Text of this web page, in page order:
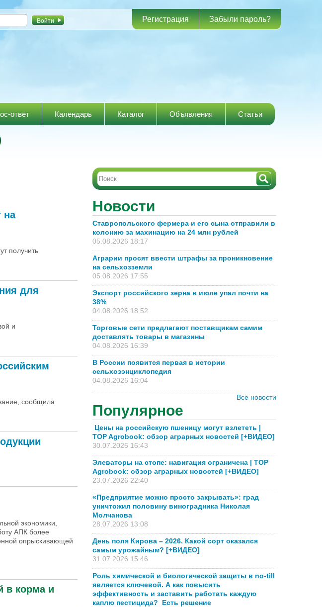
Регистрация Забыли пароль?
ответ Календарь Каталог Объявления Статьи
на
получить
для
и
сообщила
экономики,
АПК более
опрыскивающей
в корма и
Новости
Ставропольского фермера и его сына отправили в
колонию за махинацию на 24 млн рублей
05.08.2026 18:17
Аграрии просят ввести штрафы за проникновение
на сельхозземли
05.08.2026 17:55
Экспорт российского зерна в июле упал почти на
38%
04.08.2026 18:52
Торговые сети предлагают поставщикам самим
доставлять товары в магазины
04.08.2026 16:39
В России появится первая в истории
сельхозэнциклопедия
04.08.2026 16:04
Все новости
Популярное
Цены на российскую пшеницу могут взлететь |
TOP Agrobook: обзор аграрных новостей [+ВИДЕО]
30.07.2026 16:43
Элеваторы на стопе: навигация ограничена | TOP
Agrobook: обзор аграрных новостей [+ВИДЕО]
23.07.2026 22:40
«Предприятие можно просто закрывать»: град
уничтожил половину виноградника Николая
Молчанова
28.07.2026 13:08
День поля Кирова – 2026. Какой сорт оказался
самым урожайным? [+ВИДЕО]
31.07.2026 15:46
Роль химической и биологической защиты в no-till
является ключевой. А как повысить
эффективность и заставить работать каждую
каплю пестицида? Есть решение